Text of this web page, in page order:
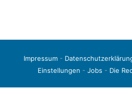
Impressum-
Einstellungen - Jobs - Die